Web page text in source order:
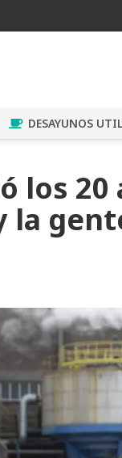
DESAYUNOS
los 20
la